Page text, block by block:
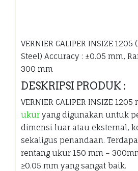
VERNIER CALIPER INSIZE
Steel) Accuracy : ±0.05 mm,
300 mm
DESKRIPSI PRODUK :
VERNIER CALIPER INSIZE
ukur yang digunakan untuk
dimensi luar atau eksternal,
sekaligus penandaan.
rentang ukur 150 mm –
≥0.05 mm yang sangat baik.